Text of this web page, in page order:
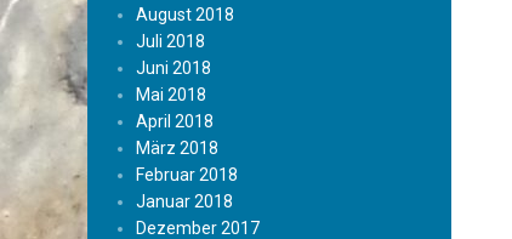
August 2018
Juli 2018
Juni 2018
Mai 2018
April 2018
März 2018
Februar 2018
Januar 2018
Dezember 2017